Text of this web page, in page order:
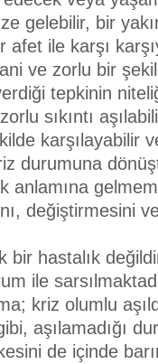
gelebilir, bir
afet ile karşı
ve zorlu bir
tepkinin
sıkıntı
karşılayabilir
durumuna
anlamına
değiştirmesini
bir hastalık
ile
kriz olumlu
aşılamadığı
de içinde